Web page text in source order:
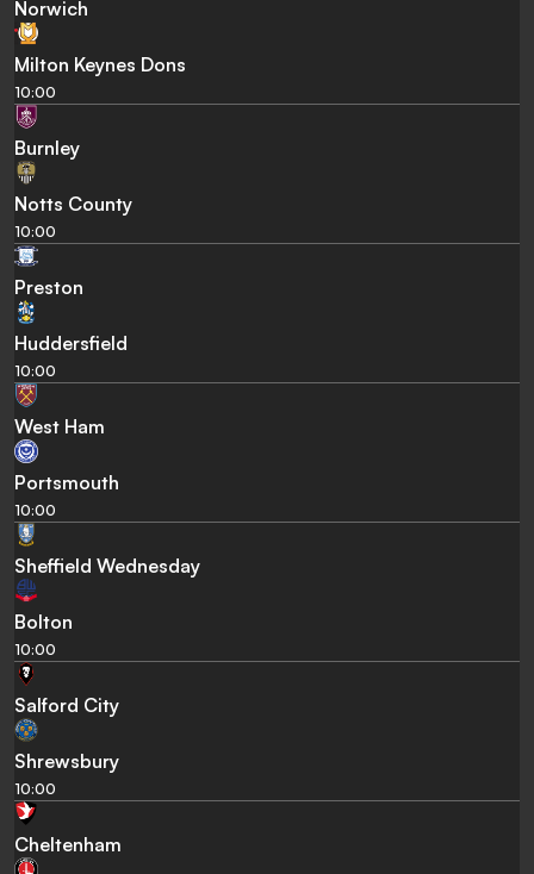
Norwich
Milton Keynes Dons
10:00
Burnley
Notts County
10:00
Preston
Huddersfield
10:00
West Ham
Portsmouth
10:00
Sheffield Wednesday
Bolton
10:00
Salford City
Shrewsbury
10:00
Cheltenham